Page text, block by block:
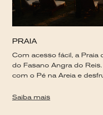
PRAIA
Com acesso fácil, a Praia
do Fasano Angra do
com o Pé na Areia e
Saiba mais